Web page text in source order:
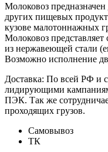
Молоковоз
других пищевых
кузове малотоннажных
Молоковоз
из нержавеющей стали
Возможно исполнение
Доставка: По всей РФ и
лидирующими
ПЭК. Так же
проходящих грузов.
Самовывоз
ТК